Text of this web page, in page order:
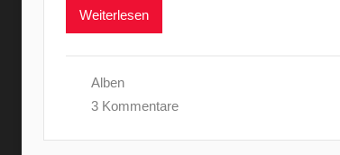
Weiterlesen
Alben
3 Kommentare